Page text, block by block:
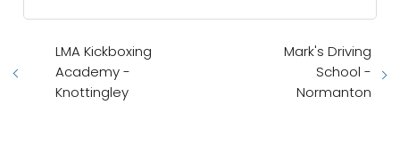
LMA Kickboxing
Academy -
Knottingley
Mark's Driving
School -
Normanton